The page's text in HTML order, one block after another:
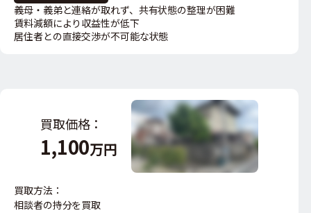
義母・義弟と連絡が取れず、共有状態の整理が困難
賃料減額により収益性が低下
居住者との直接交渉が不可能な状態
買取価格：
1,100万円
買取方法：
相談者の持分を買取